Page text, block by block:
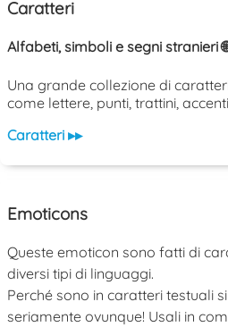
Caratteri
Alfabeti, simboli e segni stranieri
Una grande collezione di
come lettere, punti, trattini,
Caratteri ▸▸
Emoticons
Queste emoticon sono fatti di
diversi tipi di linguaggi.
Perché sono in caratteri testuali
seriamente ovunque! Usali in